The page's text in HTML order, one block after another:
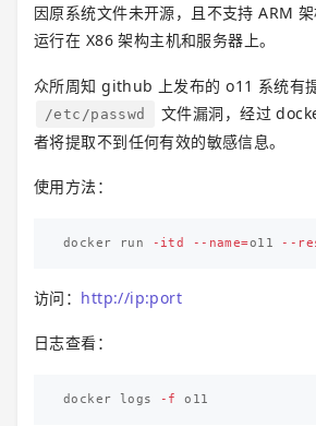
因原系统文件未开源，且不支持 ARM
运行在 X86 架构主机和服务器上。
众所周知 github 上发布的 o11 系统有
/etc/passwd
文件漏洞，经过
者将提取不到任何有效的敏感信息。
使用方法：
docker run -itd --name=o11 --
访问： http://ip:port
日志查看：
docker logs -f